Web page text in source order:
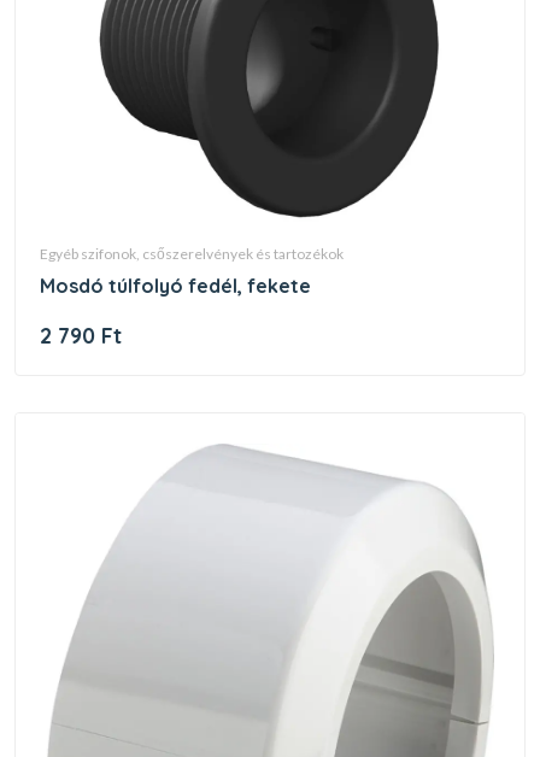
egyéb szifonok, csőszerelvények és tartozékok
mosdó túlfolyó fedél, fekete
2 790 Ft